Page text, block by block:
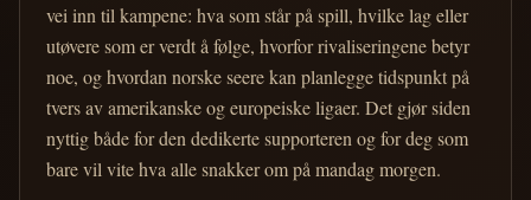
vei inn til kampene: hva som står på spill, hvilke lag eller
utøvere som er verdt å følge, hvorfor rivaliseringene betyr
noe, og hvordan norske seere kan planlegge tidspunkt på
tvers av amerikanske og europeiske ligaer. Det gjør siden
nyttig både for den dedikerte supporteren og for deg som
bare vil vite hva alle snakker om på mandag morgen.